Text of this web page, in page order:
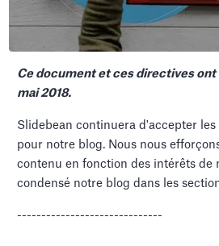
Ce document et ces directives ont
mai 2018.
Slidebean continuera d'accepter
pour notre blog. Nous nous
contenu en fonction des intérêts de
condensé notre blog dans les
------------------------------